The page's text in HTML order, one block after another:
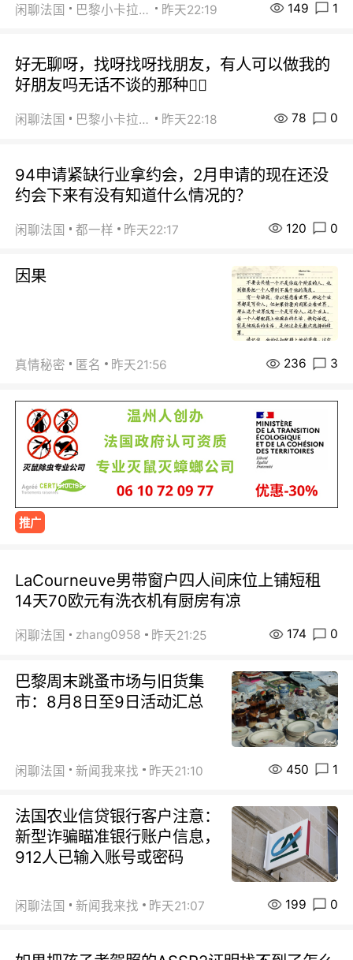
闲聊法国 巴黎小卡拉咪 昨天22:19 149 1
好无聊呀，找呀找呀找朋友，有人可以做我的
好朋友吗无话不谈的那种😮‍💨
闲聊法国 巴黎小卡拉咪 昨天22:18 78 0
94申请紧缺行业拿约会，2月申请的现在还没
约会下来有没有知道什么情况的？
闲聊法国 都一样 昨天22:17 120 0
因果
真情秘密 匿名 昨天21:56 236 3
推广
LaCourneuve男带窗户四人间床位上铺短租
14天70欧元有洗衣机有厨房有凉
闲聊法国 zhang0958 昨天21:25 174 0
巴黎周末跳蚤市场与旧货集
市：8月8日至9日活动汇总
闲聊法国 新闻我来找 昨天21:10 450 1
法国农业信贷银行客户注意：
新型诈骗瞄准银行账户信息，
912人已输入账号或密码
闲聊法国 新闻我来找 昨天21:07 199 0